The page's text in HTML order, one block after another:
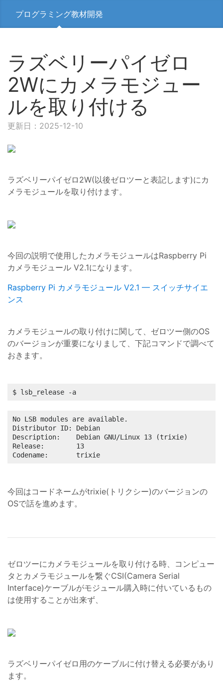
プログラミング教材開発
ラズベリーパイゼロ
2Wにカメラモジュー
ルを取り付ける
更新日：2025-12-10
ラズベリーパイゼロ2W(以後ゼロツーと表記します)にカ
メラモジュールを取り付けます。
今回の説明で使用したカメラモジュールはRaspberry Pi
カメラモジュール V2.1になります。
Raspberry Pi カメラモジュール V2.1 — スイッチサイエ
ンス
カメラモジュールの取り付けに関して、ゼロツー側のOS
のバージョンが重要になりまして、下記コマンドで調べて
おきます。
$ lsb_release -a
No LSB modules are available.
Distributor ID: Debian
Description:    Debian GNU/Linux 13 (trixie)
Release:        13
Codename:       trixie
今回はコードネームがtrixie(トリクシー)のバージョンの
OSで話を進めます。
ゼロツーにカメラモジュールを取り付ける時、コンピュー
タとカメラモジュールを繋ぐCSI(Camera Serial
Interface)ケーブルがモジュール購入時に付いているもの
は使用することが出来ず、
ラズベリーパイゼロ用のケーブルに付け替える必要があり
ます。